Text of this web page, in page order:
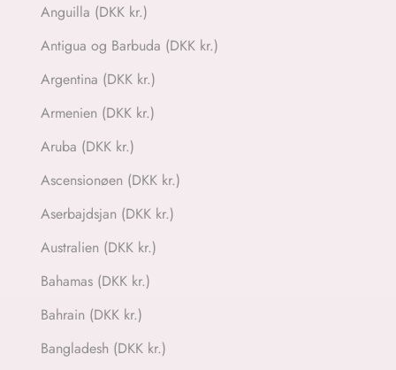
Anguilla (DKK kr.)
Antigua og Barbuda (DKK kr.)
Argentina (DKK kr.)
Armenien (DKK kr.)
Aruba (DKK kr.)
Ascensionøen (DKK kr.)
Aserbajdsjan (DKK kr.)
Australien (DKK kr.)
Bahamas (DKK kr.)
Bahrain (DKK kr.)
Bangladesh (DKK kr.)